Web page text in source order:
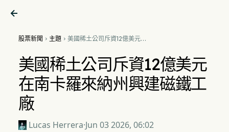

股票新聞  主題 美國稀土公司斥資12億美元在
美國稀土公司斥資12億美元
在南卡羅來納州興建磁鐵工
廠
Lucas Herrera·Jun 03 2026, 06:02